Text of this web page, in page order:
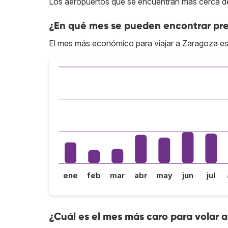
¿En qué mes se pueden encontrar
El mes más económico para viajar a Zaragoza
ene feb mar abr may jun jul
¿Cuál es el mes más caro para volar